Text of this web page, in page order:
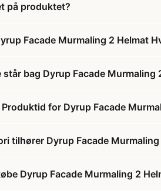
på produktet?
Facade Murmaling 2 Helmat
bag Dyrup Facade Murmaling
Produktid for Dyrup Facade
tilhører Dyrup Facade
Dyrup Facade Murmaling 2